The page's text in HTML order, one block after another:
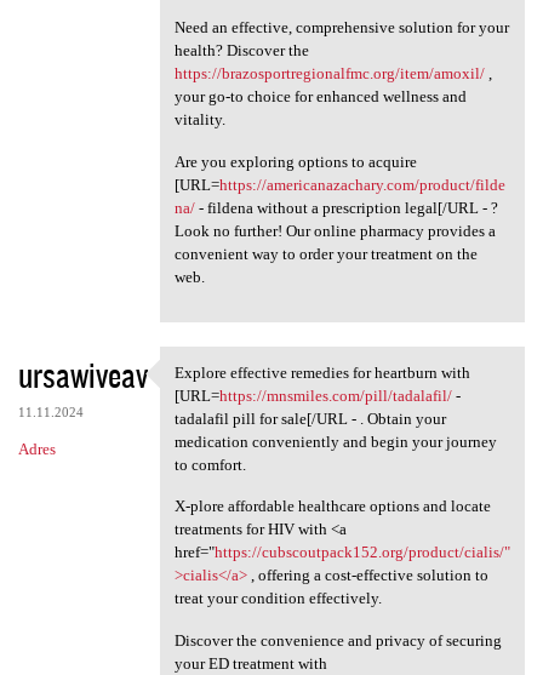
Need an effective, comprehensive solution for your
health? Discover the
https://brazosportregionalfmc.org/item/amoxil/,
your go-to choice for enhanced wellness and
vitality.
Are you exploring options to acquire
[URL=https://americanazachary.com/product/filde
na/- fildena without a prescription legal[/URL - ?
Look no further! Our online pharmacy provides a
convenient way to order your treatment on the
web.
ursawiveav
11.11.2024
Adres
Explore effective remedies
Explore effective remedies for heartburn with
[URL=https://mnsmiles.com/pill/tadalafil/-
tadalafil pill for sale[/URL - . Obtain your
medication conveniently and begin your journey
to comfort.
X-plore affordable healthcare options and locate
treatments for HIV with <a
href="https://cubscoutpack152.org/product/cialis/"
>cialis</a>, offering a cost-effective solution to
treat your condition effectively.
Discover the convenience and privacy of securing
your ED treatment with